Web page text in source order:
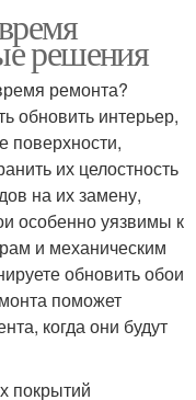
решения
ремонта?
обновить интерьер,
поверхности,
их целостность
на их замену,
особенно уязвимы к
и механическим
обновить обои
поможет
когда они будут
покрытий